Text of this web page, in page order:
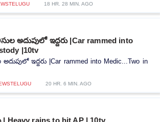
18 HR. 28 MIN. AGO
అదుపులో ఇద్దరు |Car rammed into
|10tv
ఇద్దరు |Car rammed into Medic...Two in
20 HR. 6 MIN. AGO
Heavy rains to hit AP | 10tv